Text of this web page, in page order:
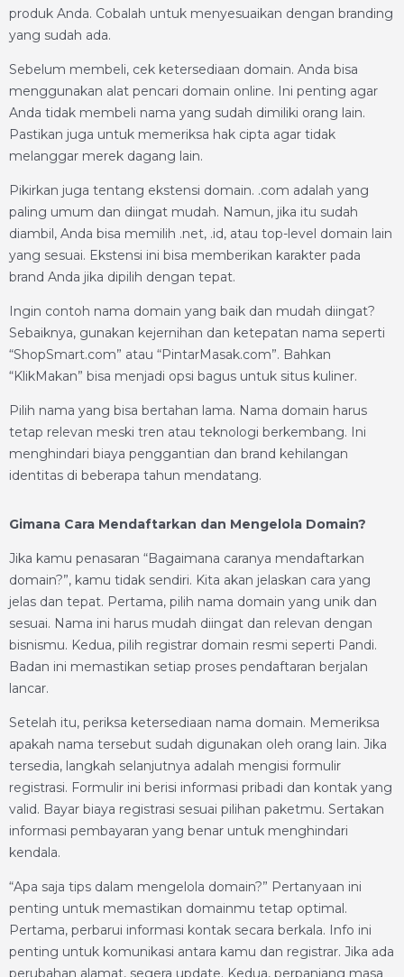
produk Anda. Cobalah untuk menyesuaikan dengan branding
yang sudah ada.
Sebelum membeli, cek ketersediaan domain. Anda bisa
menggunakan alat pencari domain online. Ini penting agar
Anda tidak membeli nama yang sudah dimiliki orang lain.
Pastikan juga untuk memeriksa hak cipta agar tidak
melanggar merek dagang lain.
Pikirkan juga tentang ekstensi domain. .com adalah yang
paling umum dan diingat mudah. Namun, jika itu sudah
diambil, Anda bisa memilih .net, .id, atau top-level domain lain
yang sesuai. Ekstensi ini bisa memberikan karakter pada
brand Anda jika dipilih dengan tepat.
Ingin contoh nama domain yang baik dan mudah diingat?
Sebaiknya, gunakan kejernihan dan ketepatan nama seperti
“ShopSmart.com” atau “PintarMasak.com”. Bahkan
“KlikMakan” bisa menjadi opsi bagus untuk situs kuliner.
Pilih nama yang bisa bertahan lama. Nama domain harus
tetap relevan meski tren atau teknologi berkembang. Ini
menghindari biaya penggantian dan brand kehilangan
identitas di beberapa tahun mendatang.
Gimana Cara Mendaftarkan dan Mengelola Domain?
Jika kamu penasaran “Bagaimana caranya mendaftarkan
domain?”, kamu tidak sendiri. Kita akan jelaskan cara yang
jelas dan tepat. Pertama, pilih nama domain yang unik dan
sesuai. Nama ini harus mudah diingat dan relevan dengan
bisnismu. Kedua, pilih registrar domain resmi seperti Pandi.
Badan ini memastikan setiap proses pendaftaran berjalan
lancar.
Setelah itu, periksa ketersediaan nama domain. Memeriksa
apakah nama tersebut sudah digunakan oleh orang lain. Jika
tersedia, langkah selanjutnya adalah mengisi formulir
registrasi. Formulir ini berisi informasi pribadi dan kontak yang
valid. Bayar biaya registrasi sesuai pilihan paketmu. Sertakan
informasi pembayaran yang benar untuk menghindari
kendala.
“Apa saja tips dalam mengelola domain?” Pertanyaan ini
penting untuk memastikan domainmu tetap optimal.
Pertama, perbarui informasi kontak secara berkala. Info ini
penting untuk komunikasi antara kamu dan registrar. Jika ada
perubahan alamat, segera update. Kedua, perpanjang masa